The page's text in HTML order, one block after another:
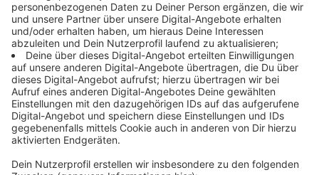
Jetzt bei Amazon bestellen!
Mötley Crue